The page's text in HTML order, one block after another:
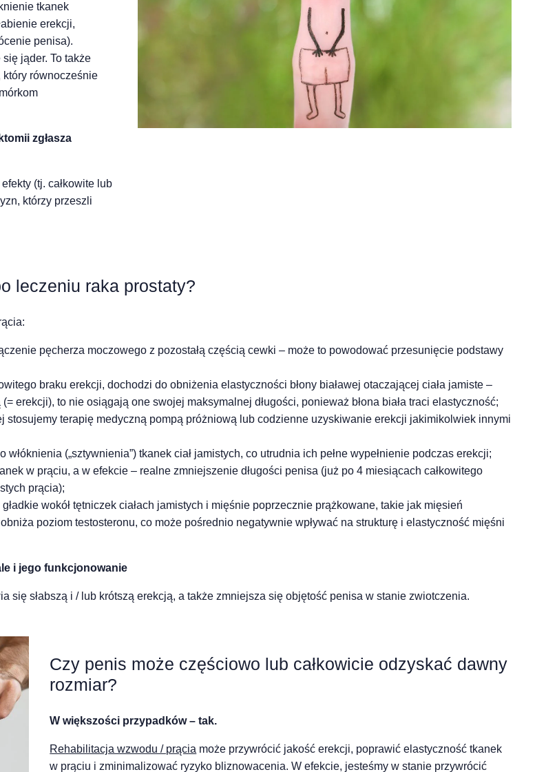
tkanek
erekcji,
penisa).
jąder. To także
który równocześnie
zgłasza
(tj. całkowite lub
którzy przeszli
leczeniu raka prostaty?
pęcherza moczowego z pozostałą częścią cewki – może to powodować przesunięcie podstawy
braku erekcji, dochodzi do obniżenia elastyczności błony białawej otaczającej ciała jamiste –
erekcji), to nie osiągają one swojej maksymalnej długości, ponieważ błona biała traci elastyczność;
stosujemy terapię medyczną pompą próżniową lub codzienne uzyskiwanie erekcji jakimikolwiek innymi
(„sztywnienia”) tkanek ciał jamistych, co utrudnia ich pełne wypełnienie podczas erekcji;
w prąciu, a w efekcie – realne zmniejszenie długości penisa (już po 4 miesiącach całkowitego
prącia);
wokół tętniczek ciałach jamistych i mięśnie poprzecznie prążkowane, takie jak mięsień
poziom testosteronu, co może pośrednio negatywnie wpływać na strukturę i elastyczność mięśni
i jego funkcjonowanie
się słabszą i / lub krótszą erekcją, a także zmniejsza się objętość penisa w stanie zwiotczenia.
Czy penis może częściowo lub całkowicie odzyskać dawny
rozmiar?
W większości przypadków – tak.
Rehabilitacja wzwodu / prącia może przywrócić jakość erekcji, poprawić elastyczność tkanek
w prąciu i zminimalizować ryzyko bliznowacenia. W efekcie, jesteśmy w stanie przywrócić